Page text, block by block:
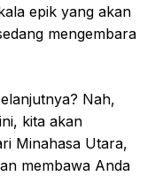
epik yang akan
mengembara
Nah,
kita akan
Minahasa Utara,
membawa Anda